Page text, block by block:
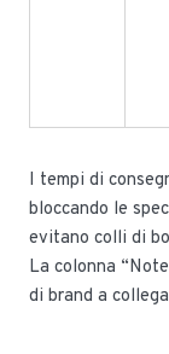
I tempi di
bloccando le
evitano colli di
La colonna
di brand a